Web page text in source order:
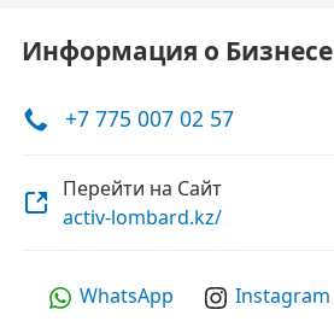
Информация о Бизнесе
+7 775 007 02 57
Перейти на Сайт
activ-lombard.kz/
WhatsApp Instagram